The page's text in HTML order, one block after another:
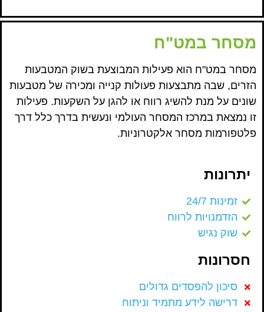
מסחר במט"ח
מסחר במט"ח הוא פעילות המבוצעת בשוק המטבעות
הזרים, שבה מתבצעות פעולות קנייה ומכירה של מטבעות
שונים על מנת להשיג רווח או להגן על השקעות. פעילות
זו נמצאת במרכז המסחר העולמי ונעשית בדרך כלל דרך
פלטפורמות מסחר אלקטרוניות.
יתרונות
זמינות 24/7
הזדמנויות לרווח
שוק נגיש
חסרונות
סיכון להפסדים גדולים
דרישה לידע מתמיד וניתוח